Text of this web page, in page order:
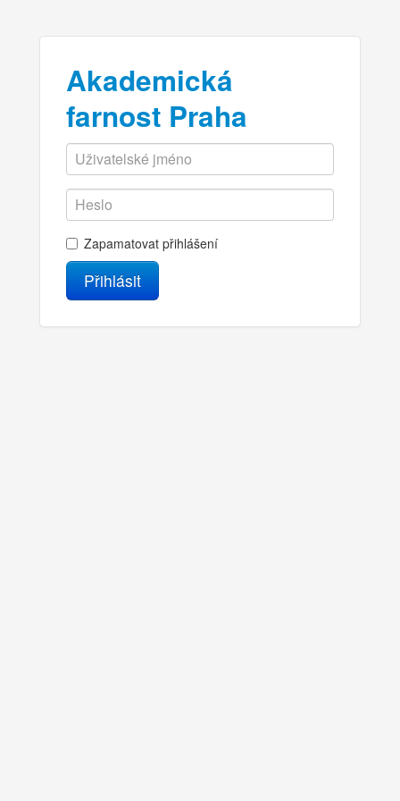
Akademická
farnost Praha
Zapamatovat přihlášení
Přihlásit